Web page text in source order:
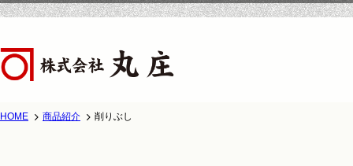
HOME 商品紹介 削りぶし